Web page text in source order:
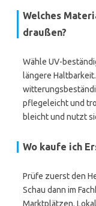
Welches
draußen?
Wähle UV-
längere
pflegeleicht und
bleicht und nutzt
Wo kaufe ich
Prüfe zuerst den
Schau dann im
Marktplätzen.